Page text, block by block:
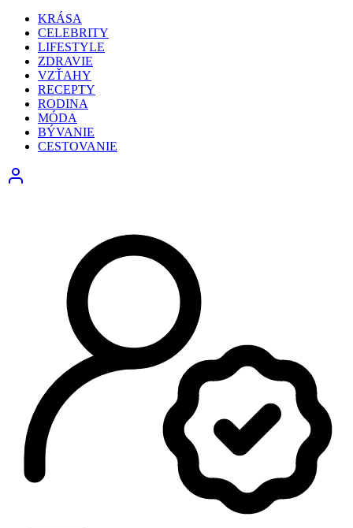
KRÁSA
CELEBRITY
LIFESTYLE
ZDRAVIE
VZŤAHY
RECEPTY
RODINA
MÓDA
BÝVANIE
CESTOVANIE